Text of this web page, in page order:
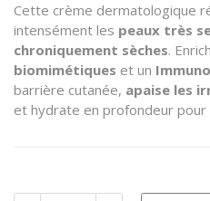
Cette crème dermatologique
intensément les peaux très
chroniquement sèches.
biomimétiques et un
barrière cutanée, apaise les
et hydrate en profondeur pour